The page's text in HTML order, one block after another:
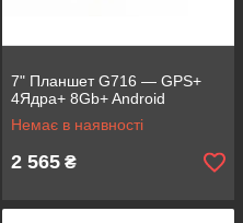
7" Планшет G716 — GPS+
4Ядра+ 8Gb+ Android
Немає в наявності
2 565 ₴